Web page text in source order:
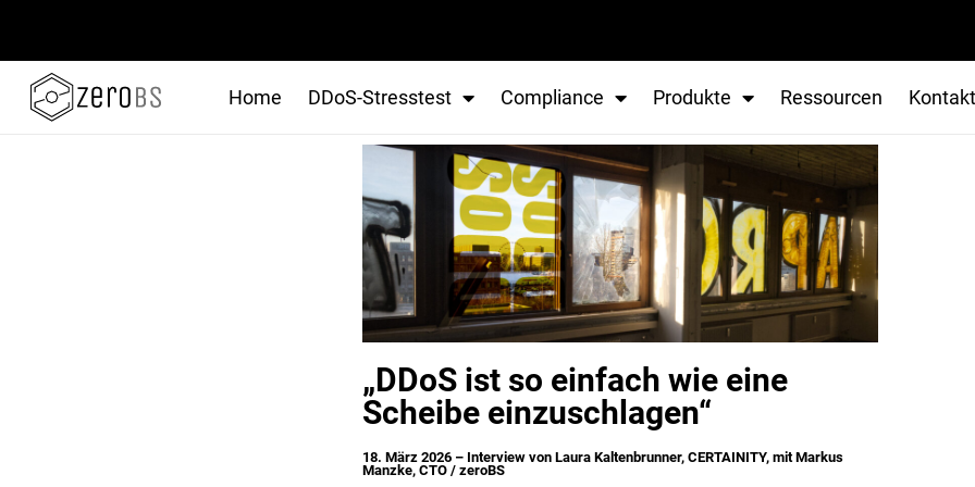
Home DDoS-Stresstest Compliance Produkte Ressourcen Kontakt
„DDoS ist so einfach wie eine
Scheibe einzuschlagen“
18. März 2026 – Interview von Laura Kaltenbrunner, CERTAINITY, mit Markus
Manzke, CTO / zeroBS